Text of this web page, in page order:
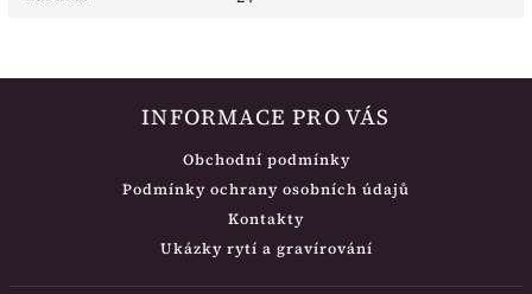
INFORMACE PRO VÁS
Obchodní podmínky
Podmínky ochrany osobních údajů
Kontakty
Ukázky rytí a gravírování